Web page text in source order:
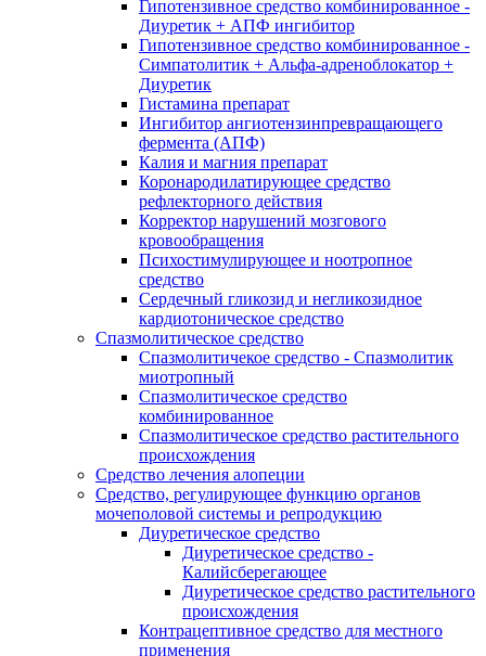
Гипотензивное средство комбинированное -
Диуретик + АПФ ингибитор
Гипотензивное средство комбинированное -
Симпатолитик + Альфа-адреноблокатор +
Диуретик
Гистамина препарат
Ингибитор ангиотензинпревращающего
фермента (АПФ)
Калия и магния препарат
Коронародилатирующее средство
рефлекторного действия
Корректор нарушений мозгового
кровообращения
Психостимулирующее и ноотропное
средство
Сердечный гликозид и негликозидное
кардиотоническое средство
Спазмолитическое средство
Спазмолитичекое средство - Спазмолитик
миотропный
Спазмолитическое средство
комбинированное
Спазмолитическое средство растительного
происхождения
Средство лечения алопеции
Средство, регулирующее функцию органов
мочеполовой системы и репродукцию
Диуретическое средство
Диуретическое средство -
Калийсберегающее
Диуретическое средство растительного
происхождения
Контрацептивное средство для местного
применения